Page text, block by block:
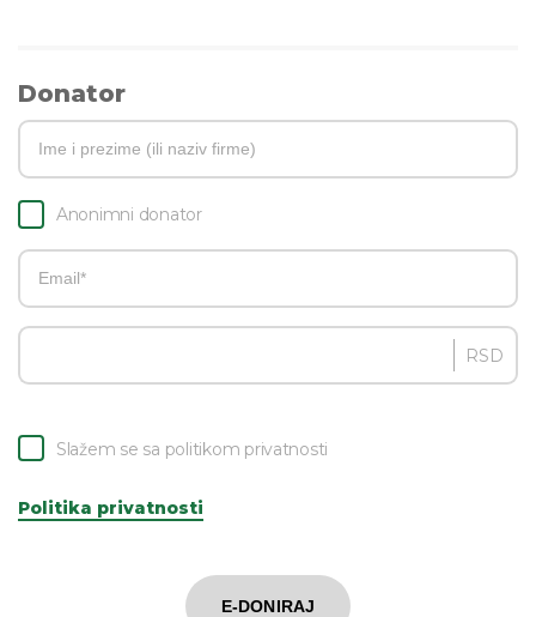
Donator
Anonimni donator
RSD
Slažem se sa politikom privatnosti
Politika privatnosti
E-DONIRAJ